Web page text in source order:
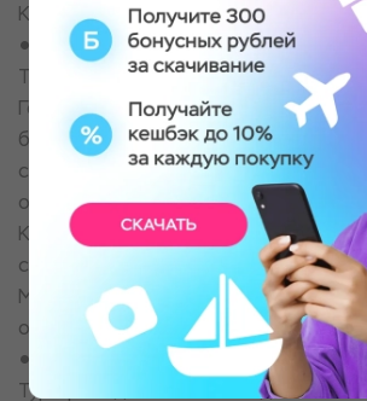
Караульненского нагорья.
Тур "Ночное сафари", 90 минут
Тур проходит на снегоходах по
Гости проедут замершее озеро.
больше всего прямых участков.
смотровую площадку"Балкон". С
открываются виды на снежный лес
Караульненского нагорья. У
смогут попробовать фирменный
Маршрут интересен поворотами и
один из хребтов Караульненского
Тур “Баунти”, 90 минут
Тур проходит на снегоходах по